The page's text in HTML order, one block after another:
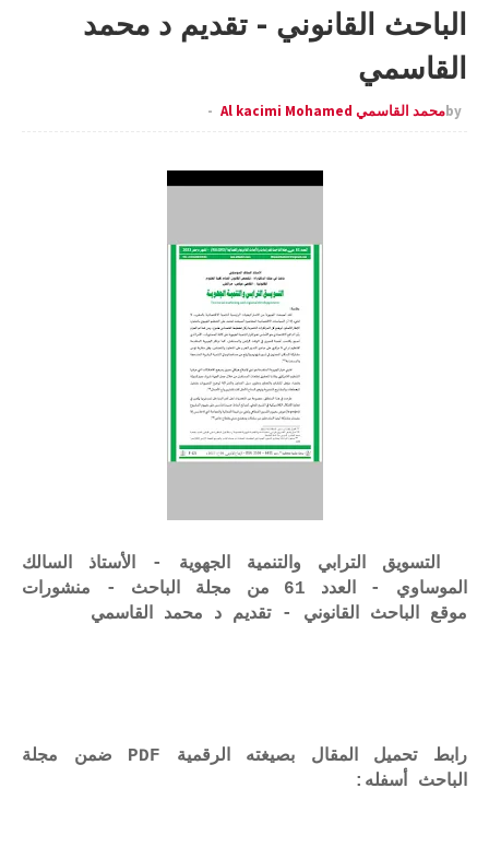
الباحث القانوني - تقديم د محمد
القاسمي
byمحمد القاسمي Al kacimi Mohamed
التسويق الترابي والتنمية الجهوية - الأستاذ السالك
الموساوي - العدد 61 من مجلة الباحث - منشورات
موقع الباحث القانوني - تقديم د محمد القاسمي
رابط تحميل المقال بصيغته الرقمية PDF ضمن مجلة
الباحث أسفله: